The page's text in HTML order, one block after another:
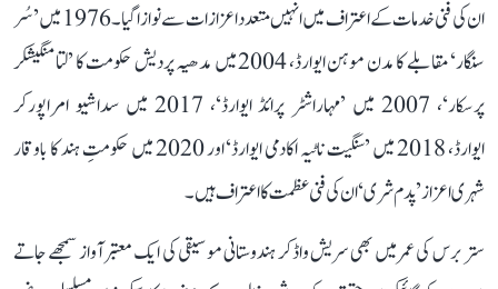
ان کی فنی خدمات کے اعتراف میں انہیں متعدد اعزازات سے نوازا گیا۔ 1976 میں ’سُر
سنگار‘ مقابلے کا مدن موہن ایوارڈ، 2004 میں مدھیہ پردیش حکومت کا ’لتا منگیشکر
پرسکار‘، 2007 میں ’مہاراشٹر پرائڈ ایوارڈ‘، 2017 میں سداشیو امراپورکر
ایوارڈ، 2018 میں ’سنگیت ناٹیہ اکادمی ایوارڈ‘ اور 2020 میں حکومتِ ہند کا باوقار
شہری اعزاز ’پدم شری‘ ان کی فنی عظمت کا اعتراف ہیں۔
ستر برس کی عمر میں بھی سریش واڈکر ہندوستانی موسیقی کی ایک معتبر آواز سمجھے جاتے